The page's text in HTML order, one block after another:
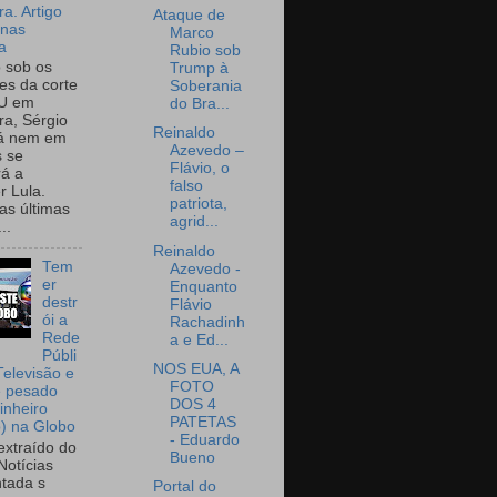
Artigo
sob os
da corte
em
Sérgio
nem em
se
a
Lula.
últimas
Tem
er
destr
ói a
Rede
Públi
e
pesado
na Globo
do
s
Ataque de
Marco
Rubio sob
Trump à
Soberania
do Bra...
Reinaldo
Azevedo –
Flávio, o
falso
patriota,
agrid...
Reinaldo
Azevedo -
Enquanto
Flávio
Rachadinh
a e Ed...
NOS EUA, A
FOTO
DOS 4
PATETAS
- Eduardo
Bueno
Portal do